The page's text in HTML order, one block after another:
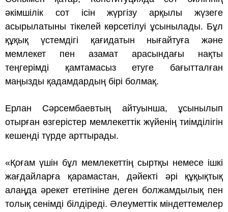
әкімшілік сот ісін жүргізу арқылы жүзеге
асырылатыны тікелей көрсетілуі ұсынылады. Бұл
құқық үстемдігі қағидатын нығайтуға және
мемлекет пен азамат арасындағы нақты
теңгерімді қамтамасыз етуге бағытталған
маңызды қадамдардың бірі болмақ.
Ерлан Сәрсембаевтың айтуынша, ұсынылып
отырған өзгерістер мемлекеттік жүйенің тиімділігін
кешенді түрде арттырады.
«Қоғам үшін бұл мемлекеттің сыртқы немесе ішкі
жағдайларға қарамастан, дәйекті әрі құқықтық
алаңда әрекет ететініне деген болжамдылық пен
толық сенімді білдіреді. Әлеуметтік міндеттемелер